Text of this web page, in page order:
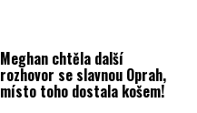
Meghan chtěla další
rozhovor se slavnou Oprah,
místo toho dostala košem!